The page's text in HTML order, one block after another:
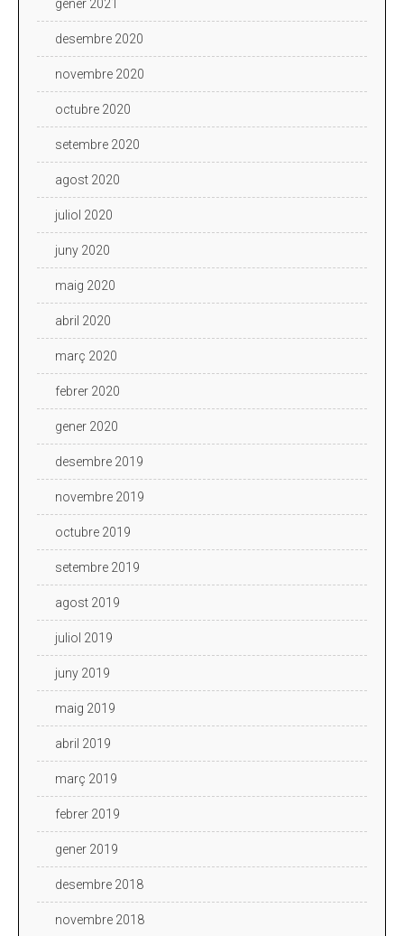
gener 2021
desembre 2020
novembre 2020
octubre 2020
setembre 2020
agost 2020
juliol 2020
juny 2020
maig 2020
abril 2020
març 2020
febrer 2020
gener 2020
desembre 2019
novembre 2019
octubre 2019
setembre 2019
agost 2019
juliol 2019
juny 2019
maig 2019
abril 2019
març 2019
febrer 2019
gener 2019
desembre 2018
novembre 2018